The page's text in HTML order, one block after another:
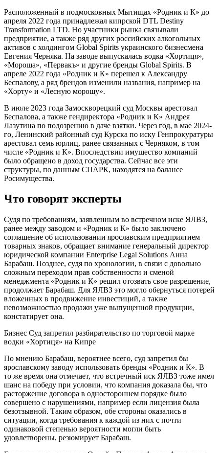
Расположенный в подмосковных Мытищах «Родник и К» до
апреля 2022 года принадлежал кипрской DTL Destiny
Transformation LTD. Но участники рынка связывали
предприятие, а также ряд других российских алкогольных
активов с холдингом Global Spirits украинского бизнесмена
Евгения Черняка. На заводе выпускалась водка «Хортиця»,
«Мороша», «Первакъ» и другие бренды Global Spirits. В
апреле 2022 года «Родник и К» перешел к Александру
Беспалову, а ряд брендов изменили названия, например на
«Хорту» и «Лесную морошу».
В июле 2023 года Замоскворецкий суд Москвы арестовал
Беспалова, а также гендиректора «Родник и К» Андрея
Лазутина по подозрению в даче взятки. Через год, в мае 2024-
го, Ленинский районный суд Курска по иску Генпрокуратуры
арестовал семь юрлиц, ранее связанных с Черняком, в том
числе «Родник и К». Впоследствии имущество компаний
было обращено в доход государства. Сейчас все эти
структуры, по данным СПАРК, находятся на балансе
Росимущества.
Что говорят эксперты
Судя по требованиям, заявленным во встречном иске ЯЛВЗ,
ранее между заводом и «Родник и К» было заключено
соглашение об использовании ярославским предприятием
товарных знаков, обращает внимание генеральный директор
юридической компании Enterprise Legal Solutions Анна
Барабаш. Позднее, судя по хронологии, в связи с довольно
сложным переходом прав собственности и сменой
менеджмента «Родник и К» решил отозвать свое разрешение,
продолжает Барабаш. Для ЯЛВЗ это могло обернуться потерей
вложенных в продвижение инвестиций, а также
невозможностью продажи уже выпущенной продукции,
констатирует она.
Бизнес Суд запретил разбирательство по торговой марке
водки «Хортиця» на Кипре
По мнению Барабаш, вероятнее всего, суд запретил бы
ярославскому заводу использовать бренды «Родник и К». В
то же время она отмечает, что встречный иск ЯЛВЗ тоже имел
шанс на победу при условии, что компания доказала бы, что
расторжение договора в одностороннем порядке было
совершено с нарушениями, например если лицензия была
безотзывной. Таким образом, обе стороны оказались в
ситуации, когда требования к каждой из них с почти
одинаковой степенью вероятности могли быть
удовлетворены, резюмирует Барабаш.